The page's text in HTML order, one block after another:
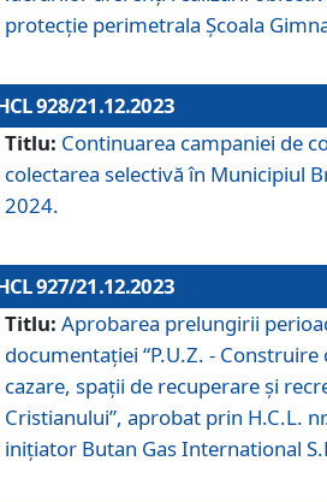
protecție perimetrala Școala
928/21.12.2023
Titlu: Continuarea campaniei de
colectarea selectivă în Municipiul
2024.
927/21.12.2023
Titlu: Aprobarea prelungirii
documentaţiei “P.U.Z. -
cazare, spații de recuperare și
Cristianului”, aprobat prin H.C.L.
inițiator Butan Gas International